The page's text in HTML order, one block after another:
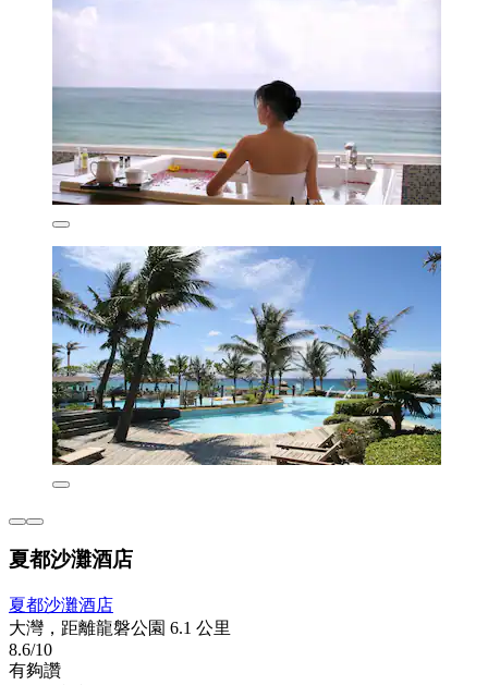
夏都沙灘酒店
夏都沙灘酒店
大灣，距離龍磐公園 6.1 公里
8.6/10
有夠讚